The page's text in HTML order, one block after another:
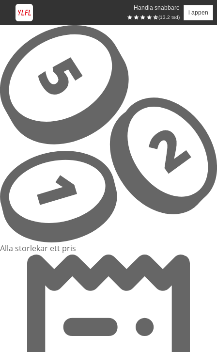
Handla snabbare
(13.2 tsd)
i appen
Hoppa till huvudinnehåll
Alla storlekar ett pris